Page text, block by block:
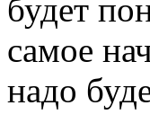
будет
самое
надо